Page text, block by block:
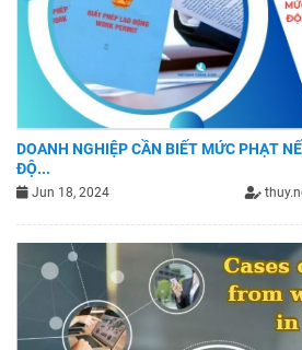
DOANH NGHIỆP CẦN BIẾT MỨC PHẠT
ĐỘ...
Jun 18, 2024